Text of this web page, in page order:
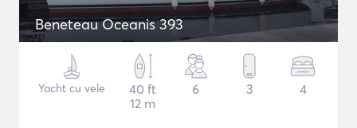
Beneteau Oceanis 393
Yacht cu vele
40 ft
12 m
6 3 4